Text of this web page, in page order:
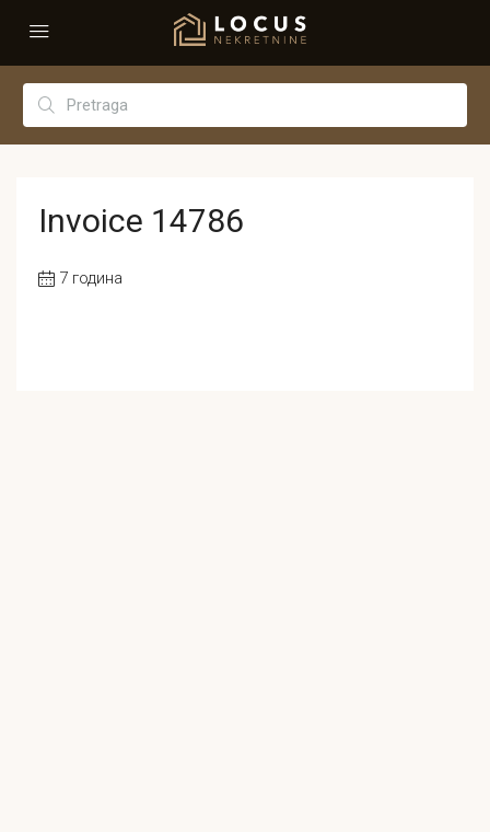
Invoice 14786
7 година